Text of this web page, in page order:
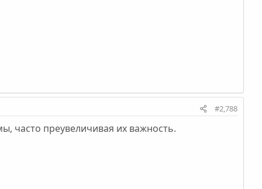
#2,788
часто преувеличивая их важность.